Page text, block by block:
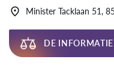
Minister Tacklaan 51,
DE